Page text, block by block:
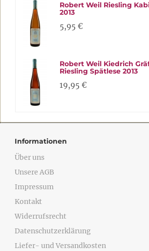
Robert Weil Riesling
2013
5,95 €
Robert Weil Kiedrich
Riesling Spätlese 2013
19,95 €
Informationen
Über uns
Unsere AGB
Impressum
Kontakt
Widerrufsrecht
Datenschutzerklärung
Liefer- und Versandkosten